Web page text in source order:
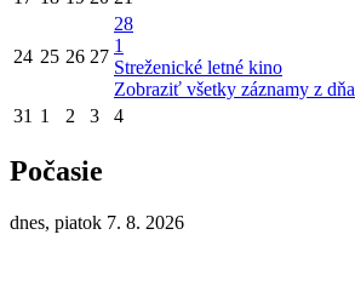
24 25 26 27
28
1
Streženické letné kino
Zobraziť všetky záznamy z dňa
31 1 2 3 4
Počasie
dnes, piatok 7. 8. 2026